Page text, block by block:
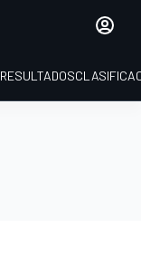
RESULTADOS